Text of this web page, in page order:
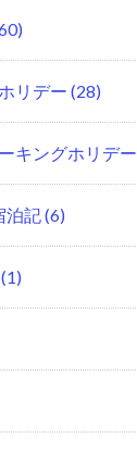
リデー (28)
キングホリデー
泊記(6)
(1)